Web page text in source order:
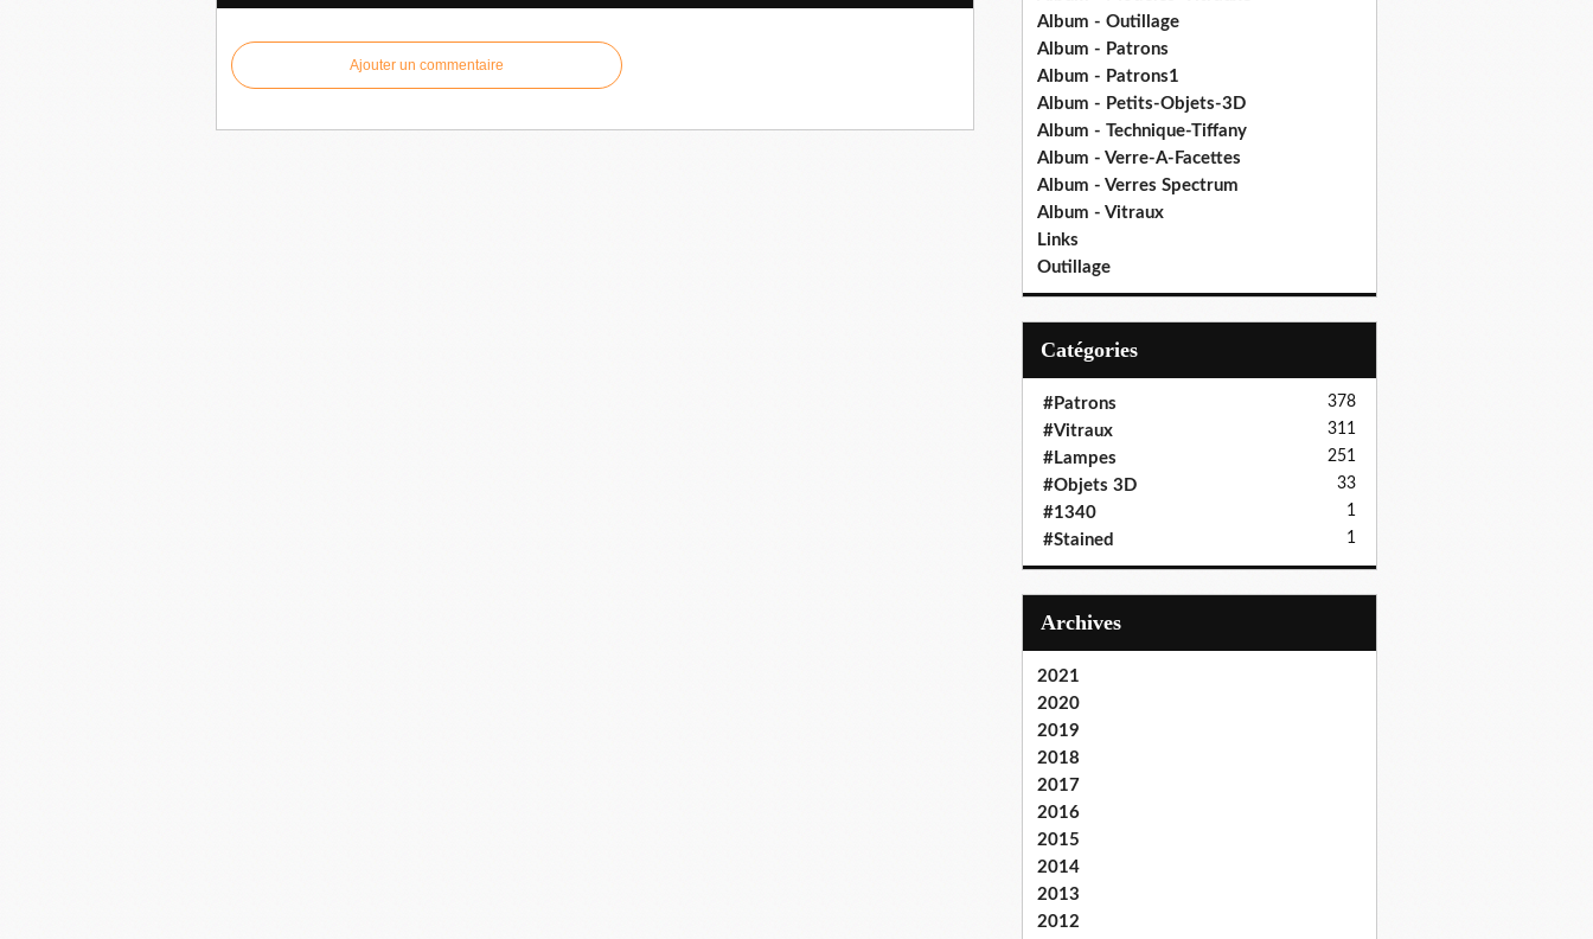
Ajouter un commentaire
Album - Outillage
Album - Patrons
Album - Patrons1
Album - Petits-Objets-3D
Album - Technique-Tiffany
Album - Verre-A-Facettes
Album - Verres Spectrum
Album - Vitraux
Links
Outillage
Catégories
#Patrons 378
#Vitraux 311
#Lampes 251
#Objets 3D 33
#1340 1
#Stained 1
Archives
2021
2020
2019
2018
2017
2016
2015
2014
2013
2012